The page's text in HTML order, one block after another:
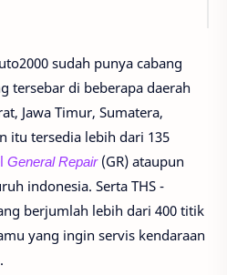
sudah punya cabang
tersebar di beberapa daerah
Jawa Timur, Sumatera,
itu tersedia lebih dari 135
General Repair(GR) ataupun
indonesia. Serta THS -
berjumlah lebih dari 400 titik
yang ingin servis kendaraan